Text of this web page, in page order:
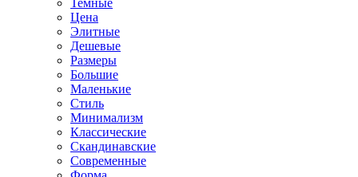
Темные
Цена
Элитные
Дешевые
Размеры
Большие
Маленькие
Стиль
Минимализм
Классические
Скандинавские
Современные